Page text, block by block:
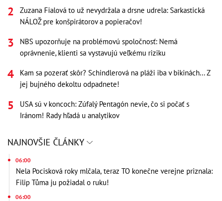
Zuzana Fialová to už nevydržala a drsne udrela: Sarkastická
NÁLOŽ pre konšpirátorov a popieračov!
NBS upozorňuje na problémovú spoločnosť: Nemá
oprávnenie, klienti sa vystavujú veľkému riziku
Kam sa pozerať skôr? Schindlerová na pláži iba v bikinách... Z
jej bujného dekoltu odpadnete!
USA sú v koncoch: Zúfalý Pentagón nevie, čo si počať s
Iránom! Rady hľadá u analytikov
NAJNOVŠIE ČLÁNKY
06:00
Nela Pocisková roky mlčala, teraz TO konečne verejne priznala:
Filip Tůma ju požiadal o ruku!
06:00